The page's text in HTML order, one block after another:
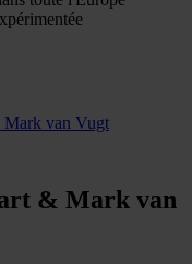
Mark van Vugt
& Mark van